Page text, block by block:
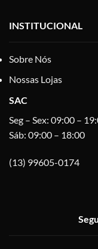
INSTITUCIONAL
Sobre Nós
Nossas Lojas
SAC
Seg – Sex: 09:00 –
Sáb: 09:00 – 18:00
(13) 99605-0174